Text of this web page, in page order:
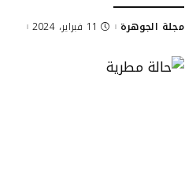
مجلة الجوهرة 11 فبراير، 2024